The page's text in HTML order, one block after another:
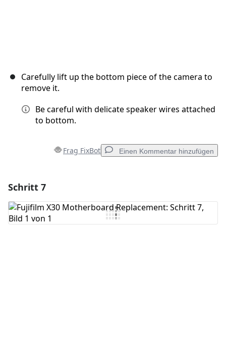
Carefully lift up the bottom piece of the camera to
remove it.
Be careful with delicate speaker wires attached
to bottom.
Frag FixBot Einen Kommentar hinzufügen
Kommentar hinzufügen
Schritt 7